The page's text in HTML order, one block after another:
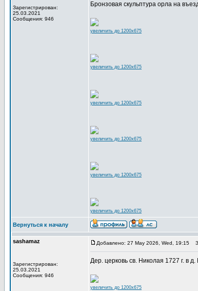
Зарегистрирован:
25.03.2021
Сообщения: 946
Бронзовая скульптура орла на
увеличить до 1200x675
увеличить до 1200x675
увеличить до 1200x675
увеличить до 1200x675
увеличить до 1200x675
увеличить до 1200x675
Вернуться к началу
sashamaz
Зарегистрирован:
25.03.2021
Сообщения: 946
Добавлено: 27 May 2026, Wed, 19:15
Дер. церковь св. Николая 1727 г. в
увеличить до 1200x675